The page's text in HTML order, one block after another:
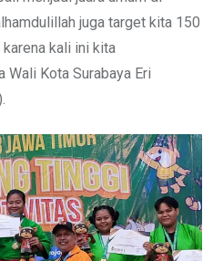
juga target kita 150
kali ini kita
Wali Kota Surabaya Eri